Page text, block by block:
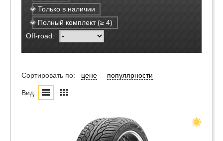
Только в наличии
Полный комплект (≥ 4)
Off-road:
Сортировать по: цене популярности
Вид: